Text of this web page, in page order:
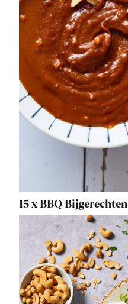
15 x BBQ Bijgerechten